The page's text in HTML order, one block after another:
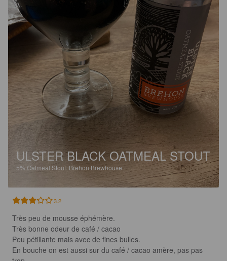
ULSTER BLACK OATMEAL STOUT
5% Oatmeal Stout. Brehon Brewhouse.
3.2
Très peu de mousse éphémère.
Très bonne odeur de café / cacao
Peu pétillante mais avec de fines bulles.
En bouche on est aussi sur du café / cacao amère, pas pas